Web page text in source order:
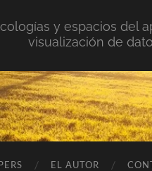
y espacios del
visualización de
EL AUTOR